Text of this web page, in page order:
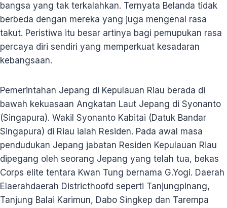
bangsa yang tak terkalahkan. Ternyata Belanda tidak
berbeda dengan mereka yang juga mengenal rasa
takut. Peristiwa itu besar artinya bagi pemupukan rasa
percaya diri sendiri yang memperkuat kesadaran
kebangsaan.
Pemerintahan Jepang di Kepulauan Riau berada di
bawah kekuasaan Angkatan Laut Jepang di Syonanto
(Singapura). Wakil Syonanto Kabitai (Datuk Bandar
Singapura) di Riau ialah Residen. Pada awal masa
pendudukan Jepang jabatan Residen Kepulauan Riau
dipegang oleh seorang Jepang yang telah tua, bekas
Corps elite tentara Kwan Tung bernama G.Yogi. Daerah
Elaerahdaerah Districthoofd seperti Tanjungpinang,
Tanjung Balai Karimun, Dabo Singkep dan Tarempa